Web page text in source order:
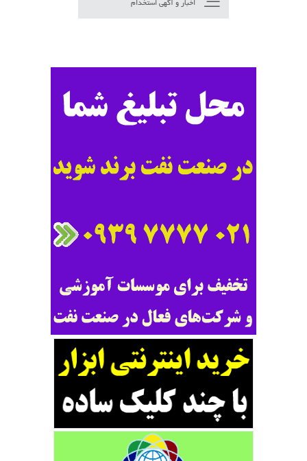
اخبار و آگهی استخدام